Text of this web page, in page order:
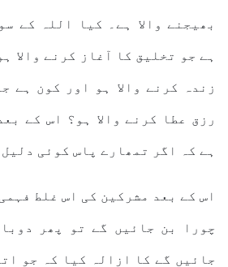
بھیجنے والا ہے۔ کیا اللہ کے
ہے جو تخلیق کا آغاز کرنے والا
زندہ کرنے والا ہو اور کون ہے
رزق عطا کرنے والا ہو؟ اس کے
ہے کہ اگر تمھارے پاس کوئی دلیل
اس کے بعد مشرکین کی اس غلط
چورا بن جائیں گے تو پھر
جائیں گے کا ازالہ کیا کہ جو